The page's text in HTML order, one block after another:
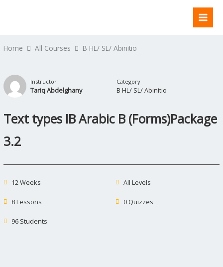
Home
All Courses B HL/ SL/ Abinitio
Instructor
Tariq Abdelghany
Category
B HL/ SL/ Abinitio
Text types IB Arabic B (Forms)Package
3.2
12 Weeks All Levels
8 Lessons 0 Quizzes
96 Students